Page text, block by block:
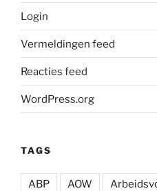
Login
Vermeldingen feed
Reacties feed
WordPress.org
TAGS
ABP AOW